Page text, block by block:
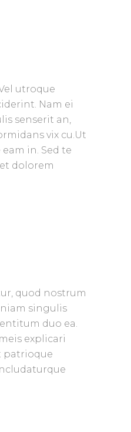
utroque
Nam ei
senserit an,
vix cu.Ut
in. Sed te
dolorem
quod nostrum
singulis
duo ea.
explicari
patrioque